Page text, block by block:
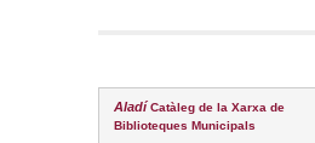
Aladí Catàleg de la Xarxa de
Biblioteques Municipals